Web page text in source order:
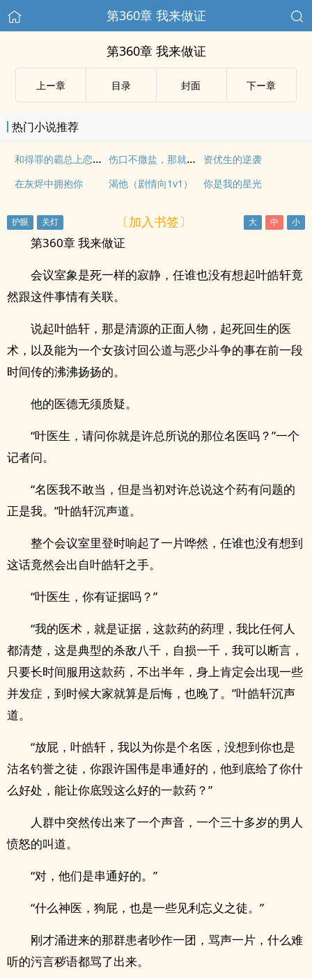
第360章 我来做证
第360章 我来做证
上ー章 目录 封面 下ー章
热门小说推荐
和得罪的霸总上恋综后 伤口不撒盐，那就撒糖吧
资优生的逆袭
在灰烬中拥抱你
渴他（剧情向1v1） 你是我的星光
〔加入书签〕
第360章 我来做证
会议室象是死一样的寂静，任谁也没有想起叶皓轩竟
然跟这件事情有关联。
说起叶皓轩，那是清源的正面人物，起死回生的医
术，以及能为一个女孩讨回公道与恶少斗争的事在前一段
时间传的沸沸扬扬的。
他的医德无须质疑。
“叶医生，请问你就是许总所说的那位名医吗？”一个
记者问。
“名医我不敢当，但是当初对许总说这个药有问题的
正是我。”叶皓轩沉声道。
整个会议室里登时响起了一片哗然，任谁也没有想到
这话竟然会出自叶皓轩之手。
“叶医生，你有证据吗？”
“我的医术，就是证据，这款药的药理，我比任何人
都清楚，这是典型的杀敌八千，自损一千，我可以断言，
只要长时间服用这款药，不出半年，身上肯定会出现一些
并发症，到时候大家就算是后悔，也晚了。”叶皓轩沉声
道。
“放屁，叶皓轩，我以为你是个名医，没想到你也是
沽名钓誉之徒，你跟许国伟是串通好的，他到底给了你什
么好处，能让你底毁这么好的一款药？”
人群中突然传出来了一个声音，一个三十多岁的男人
愤怒的叫道。
“对，他们是串通好的。”
“什么神医，狗屁，也是一些见利忘义之徒。”
刚才涌进来的那群患者吵作一团，骂声一片，什么难
听的污言秽语都骂了出来。